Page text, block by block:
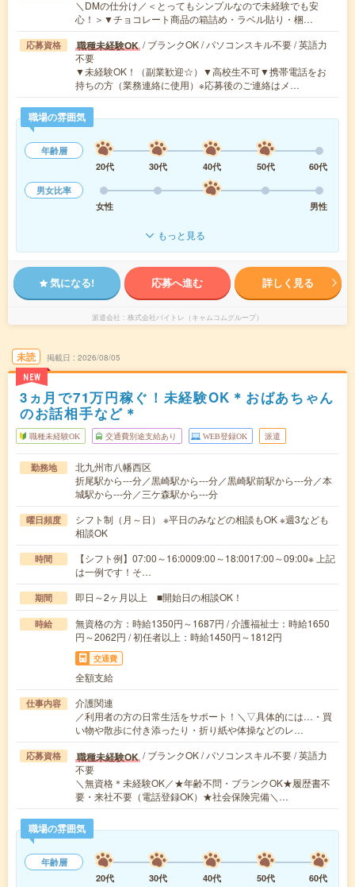
＼DMの仕分け／＜とってもシンプルなので未経験でも安
心！＞▼チョコレート商品の箱詰め・ラベル貼り・梱…
応募資格 職種未経験OK / ブランクOK / パソコンスキル不要 / 英語力
不要
▼未経験OK！（副業歓迎☆）▼高校生不可▼携帯電話をお
持ちの方（業務連絡に使用）※応募後のご連絡はメ…
職場の雰囲気
年齢層
20代
30代 40代 50代
60代
男女比率
女性
男性
もっと見る
気になる! 応募へ進む 詳しく見る
派遣会社 株式会社バイトレ（キャムコムグループ）
未読
NEW
掲載日 2026/08/05
3ヵ月で71万円稼ぐ！未経験OK＊おばあちゃん
のお話相手など＊
職種未経験OK 交通費別途支給あり WEB登録OK 派遣
勤務地
北九州市八幡西区
折尾駅から---分／黒崎駅から---分／黒崎駅前駅から---分／本
城駅から---分／三ケ森駅から---分
曜日頻度
シフト制（月～日） ※平日のみなどの相談もOK ※週3なども
相談OK
時間
【シフト例】07:00～16:0009:00～18:0017:00～09:00※ 上記
は一例です！そ…
期間 即日～2ヶ月以上 ■開始日の相談OK！
時給
無資格の方：時給1350円～1687円 / 介護福祉士：時給1650
円～2062円 / 初任者以上：時給1450円～1812円
交通費
全額支給
仕事内容
介護関連
／利用者の方の日常生活をサポート！＼▽具体的には…・買
い物や散歩に付き添ったり・折り紙や体操などのレ…
応募資格 職種未経験OK / ブランクOK / パソコンスキル不要 / 英語力
不要
＼無資格＊未経験OK／★年齢不問・ブランクOK★履歴書不
要・来社不要（電話登録OK）★社会保険完備＼…
職場の雰囲気
年齢層
20代
30代 40代 50代 60代